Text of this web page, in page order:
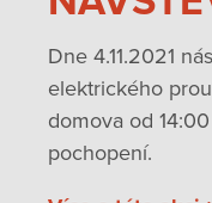
Dne 4.11.2021
elektrického
domova od
pochopení.